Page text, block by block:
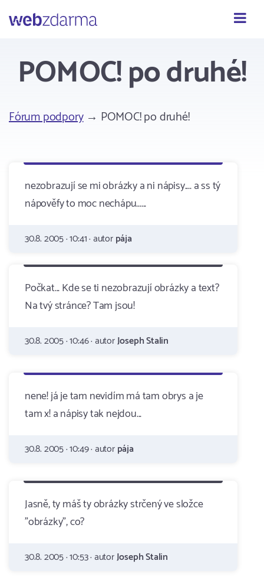
Webzdarma
POMOC! po druhé!
Fórum podpory→ POMOC! po druhé!
nezobrazují se mi obrázky a ni nápisy.... a ss tý
nápověfy to moc nechápu......
30.8. 2005 · 10:41 · autorpája
Počkat... Kde se ti nezobrazují obrázky a text?
Na tvý stránce? Tam jsou!
30.8. 2005 · 10:46 · autorJoseph Stalin
nene! já je tam nevidím má tam obrys a je
tam x! a nápisy tak nejdou...
30.8. 2005 · 10:49 · autorpája
Jasně, ty máš ty obrázky strčený ve složce
"obrázky", co?
30.8. 2005 · 10:53 · autorJoseph Stalin